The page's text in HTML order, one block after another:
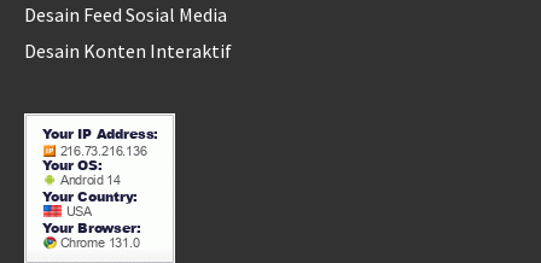
Desain Feed Sosial Media
Desain Konten Interaktif